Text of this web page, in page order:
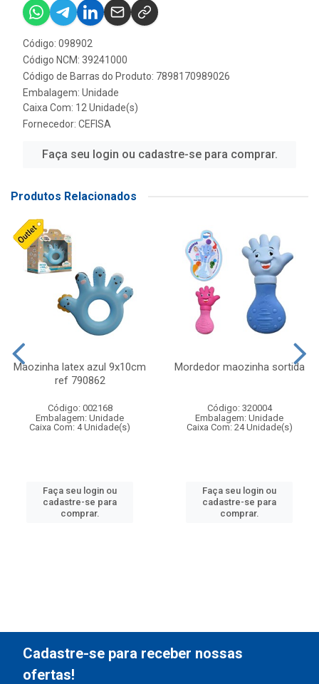
Código: 098902
Código NCM: 39241000
Código de Barras do Produto: 7898170989026
Embalagem: Unidade
Caixa Com: 12 Unidade(s)
Fornecedor: CEFISA
Faça seu login ou cadastre-se para comprar.
Produtos Relacionados
Maozinha latex azul 9x10cm
ref 790862
Código: 002168
Embalagem: Unidade
Caixa Com: 4 Unidade(s)
Faça seu login ou
cadastre-se para
comprar.
Mordedor maozinha sortida
Código: 320004
Embalagem: Unidade
Caixa Com: 24 Unidade(s)
Faça seu login ou
cadastre-se para
comprar.
Cadastre-se para receber nossas
ofertas!